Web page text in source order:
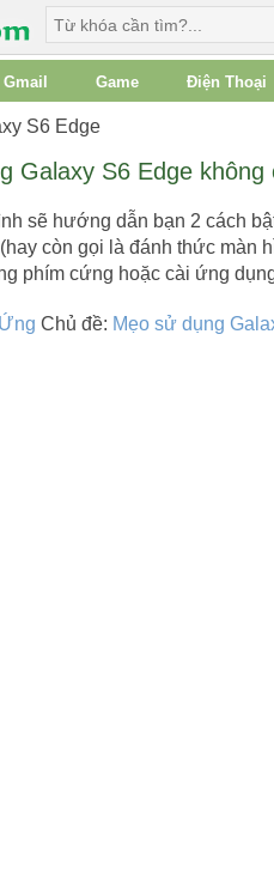
Gmail Game Điện Thoại
S6 Edge
Galaxy S6 Edge
sẽ hướng dẫn bạn 2 cách
còn gọi là đánh thức màn
phím cứng hoặc cài ứng
Chủ đề: Mẹo sử dụng